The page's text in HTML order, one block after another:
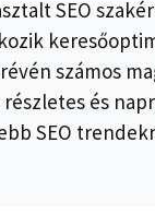
SEO
számos
és
SEO